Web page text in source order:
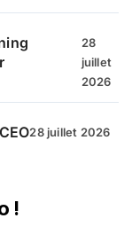
28
juillet
2026
28 juillet 2026
!